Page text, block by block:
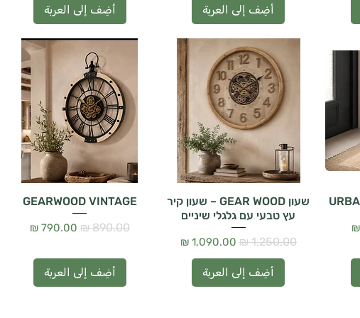
أضِف إلى العربة أضِف إلى العربة
שעון GEAR WOOD – שעון קיר
עץ טבעי עם גלגלי שיניים
سعر عادي‏1,250.00 ₪ سعر البيع
أضِف إلى العربة
GEARWOOD VINTAGE
سعر عادي‏890.00 ₪ سعر البيع
أضِف إلى العربة